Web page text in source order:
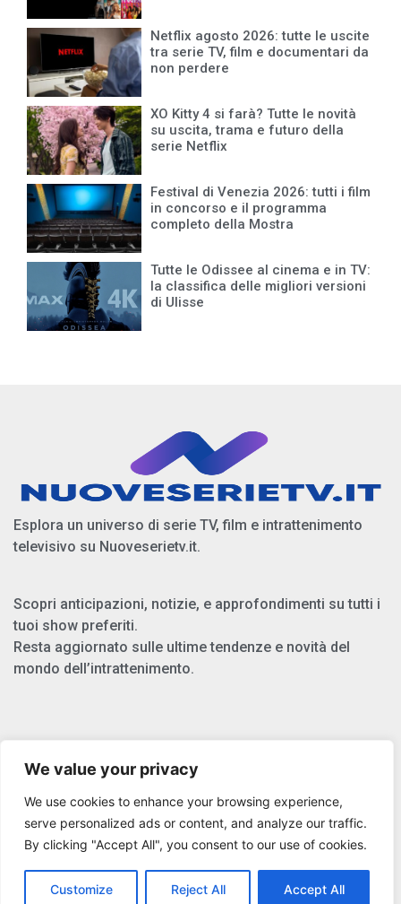
We value your privacy
We use cookies to enhance your browsing experience,
serve personalized ads or content, and analyze our traffic.
By clicking "Accept All", you consent to our use of cookies.
Customize Reject All Accept All
Netflix agosto 2026: tutte le uscite
tra serie TV, film e documentari da
non perdere
XO Kitty 4 si farà? Tutte le novità
su uscita, trama e futuro della
serie Netflix
Festival di Venezia 2026: tutti i film
in concorso e il programma
completo della Mostra
Tutte le Odissee al cinema e in TV:
la classifica delle migliori versioni
di Ulisse
Esplora un universo di serie TV, film e intrattenimento
televisivo su Nuoveserietv.it.
Scopri anticipazioni, notizie, e approfondimenti su tutti i
tuoi show preferiti.
Resta aggiornato sulle ultime tendenze e novità del
mondo dell’intrattenimento.
Privacy Policy
Cookie Policy
Copyright © 2025 Nuoveserietv.it